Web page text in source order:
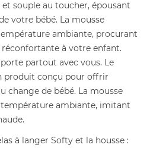
souple au toucher, épousant
votre bébé. La mousse
ambiante, procurant
à votre enfant.
partout avec vous. Le
produit conçu pour offrir
change de bébé. La mousse
ambiante, imitant
à langer Softy et la housse :